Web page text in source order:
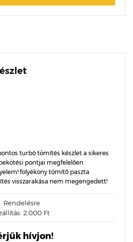
turbó tömítés készlet a sikeres
pontjai megfelelően
folyékony tömítő paszta
visszarakása nem megengedett!
Rendelésre
2.000 Ft
hívjon!